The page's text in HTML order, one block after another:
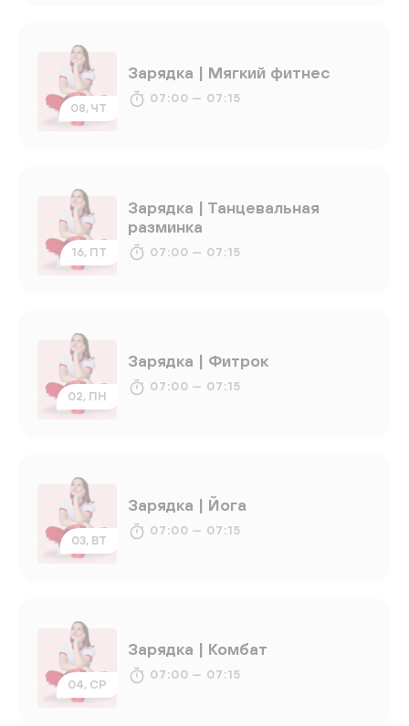
08, ЧТ
Зарядка | Мягкий фитнес
07:00 — 07:15
16, ПТ
Зарядка | Танцевальная
разминка
07:00 — 07:15
02, ПН
Зарядка | Фитрок
07:00 — 07:15
03, ВТ
Зарядка | Йога
07:00 — 07:15
04, СР
Зарядка | Комбат
07:00 — 07:15